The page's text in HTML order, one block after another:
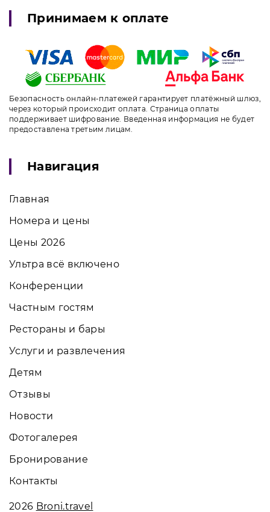
Принимаем к оплате
Безопасность онлайн-платежей гарантирует платёжный шлюз,
через который происходит оплата. Страница оплаты
поддерживает шифрование. Введенная информация не будет
предоставлена третьим лицам.
Навигация
Главная
Номера и цены
Цены 2026
Ультра всё включено
Конференции
Частным гостям
Рестораны и бары
Услуги и развлечения
Детям
Отзывы
Новости
Фотогалерея
Бронирование
Контакты
2026 Broni.travel